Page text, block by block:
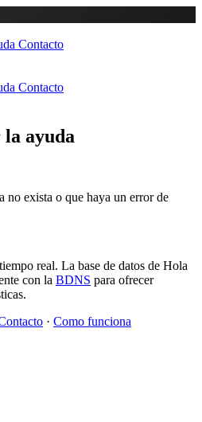
Contacto
Contacto
la ayuda
no exista o que haya un error de
real. La base de datos de Hola
con la BDNS para ofrecer
· Como funciona